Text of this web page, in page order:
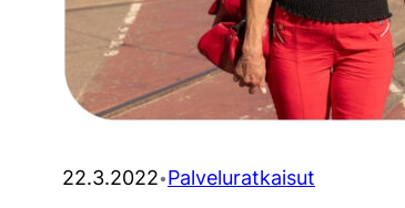
22.3.2022•Palveluratkaisut